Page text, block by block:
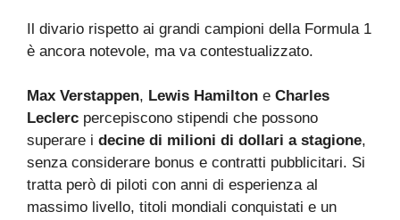
Il divario rispetto ai grandi campioni della Formula 1
è ancora notevole, ma va contestualizzato.
Max Verstappen, Lewis Hamilton e Charles
Leclerc percepiscono stipendi che possono
superare i decine di milioni di dollari a stagione,
senza considerare bonus e contratti pubblicitari. Si
tratta però di piloti con anni di esperienza al
massimo livello, titoli mondiali conquistati e un